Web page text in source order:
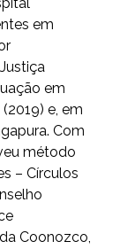
em
em
e, em
Com
método
– Círculos
Coonozco,